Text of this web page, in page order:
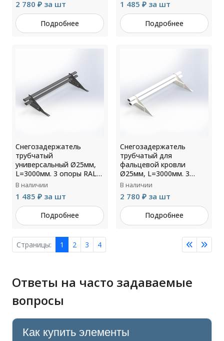
2 780 ₽ за шт
Подробнее
1 485 ₽ за шт
Подробнее
Снегозадержатель
трубчатый
универсальный Ø25мм,
L=3000мм. 3 опоры RAL
7024
В наличии
1 485 ₽ за шт
Подробнее
Снегозадержатель
трубчатый для
фальцевой кровли
Ø25мм, L=3000мм. 3
опоры RAL 9010
В наличии
2 780 ₽ за шт
Подробнее
Страницы: 1 2 3 4
Ответы на часто задаваемые
вопросы
Как купить элементы